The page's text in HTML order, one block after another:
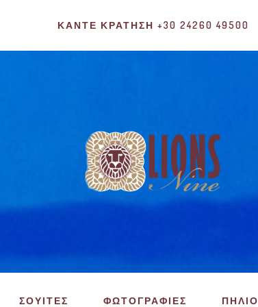
ΚΆΝΤΕ ΚΡΆΤΗΣΗ +30 24260 49500
ΣΟΥΙΤΕΣ ΦΩΤΟΓΡΑΦΙΕΣ ΠΗΛΙΟ